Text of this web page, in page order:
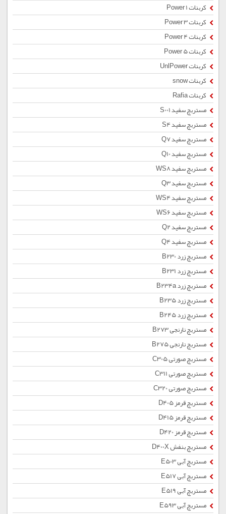
کربنات Power 1
کربنات Power 3
کربنات Power 4
کربنات Power 5
کربنات UnlPower
کربنات snow
کربنات Rafia
مستربچ سفید S001
مستربچ سفید S4
مستربچ سفید Q7
مستربچ سفید Q10
مستربچ سفید WS8
مستربچ سفید Q3
مستربچ سفید WS4
مستربچ سفید WS6
مستربچ سفید Q2
مستربچ سفید Q4
مستربچ زرد B230
مستربچ زرد B231
مستربچ زرد B234a
مستربچ زرد B235
مستربچ زرد B245
مستربچ نارنجی B273
مستربچ نارنجی B275
مستربچ صورتی C305
مستربچ صورتی C311
مستربچ صورتی C320
مستربچ قرمز D405
مستربچ قرمز D415
مستربچ قرمز D420
مستربچ بنفش D400X
مستربچ آبی E503
مستربچ آبی E517
مستربچ آبی E519
مستربچ آبی E593